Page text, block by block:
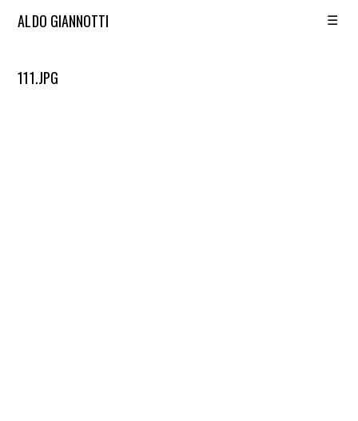
ALDO GIANNOTTI ☰
111.JPG